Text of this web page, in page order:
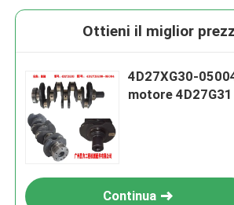
Ottieni il miglior
4D27XG30-
motore
Continua